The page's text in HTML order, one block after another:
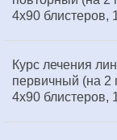
4х90 блистеров,
Курс лечения
первичный (на 2
4х90 блистеров,